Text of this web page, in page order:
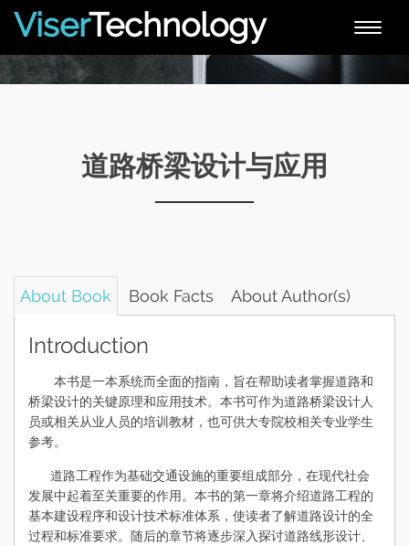
Toggle
ViserTechnology
道路桥梁设计与应用
About Book Book Facts About Author(s)
Introduction
本书是一本系统而全面的指南，旨在帮助读者掌握道路和
桥梁设计的关键原理和应用技术。本书可作为道路桥梁设计人
员或相关从业人员的培训教材，也可供大专院校相关专业学生
参考。
道路工程作为基础交通设施的重要组成部分，在现代社会
发展中起着至关重要的作用。本书的第一章将介绍道路工程的
基本建设程序和设计技术标准体系，使读者了解道路设计的全
过程和标准要求。随后的章节将逐步深入探讨道路线形设计、